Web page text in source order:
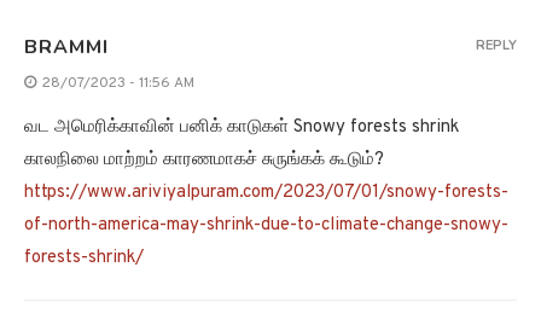
BRAMMI
28/07/2023 - 11:56 AM
வட அமெரிக்காவின் பனிக் காடுகள் Snowy forests shrink
காலநிலை மாற்றம் காரணமாகச் சுருங்கக் கூடும்?
https://www.ariviyalpuram.com/2023/07/01/snowy-forests-
of-north-america-may-shrink-due-to-climate-change-snowy-
forests-shrink/
REPLY